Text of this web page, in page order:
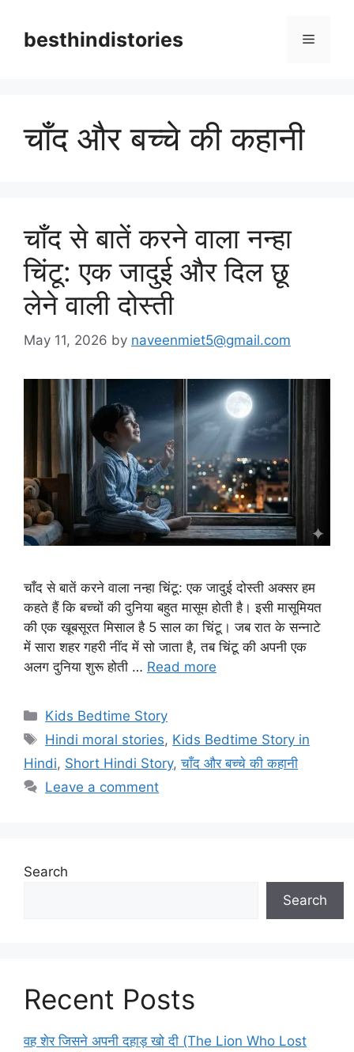
contentbesthindistories Menu
चाँद और बच्चे की कहानी
चाँद से बातें करने वाला नन्हा
चिंटू: एक जादुई और दिल छू
लेने वाली दोस्ती
May 11, 2026 by naveenmiet5@gmail.com
चाँद से बातें करने वाला नन्हा चिंटू: एक जादुई दोस्ती अक्सर हम
कहते हैं कि बच्चों की दुनिया बहुत मासूम होती है। इसी मासूमियत
की एक खूबसूरत मिसाल है 5 साल का चिंटू। जब रात के सन्नाटे
में सारा शहर गहरी नींद में सो जाता है, तब चिंटू की अपनी एक
अलग दुनिया शुरू होती … Read more
Categories
Kids Bedtime Story
Tags
Hindi moral stories, Kids Bedtime Story in
Hindi, Short Hindi Story,चाँद और बच्चे की कहानी
Leave a comment
Search
Search
Recent Posts
वह शेर जिसने अपनी दहाड़ खो दी (The Lion Who Lost